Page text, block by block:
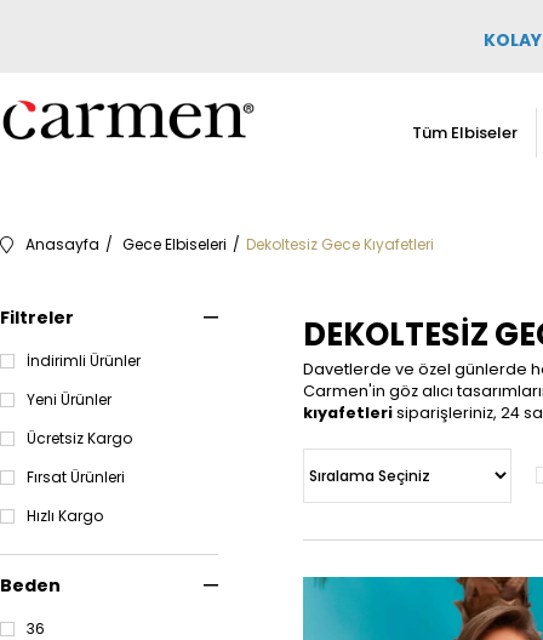
Tüm Elbiseler
Anasayfa Gece Elbiseleri Dekoltesiz Gece Kıyafetleri
Filtreler
İndirimli Ürünler
Yeni Ürünler
Ücretsiz Kargo
Fırsat Ürünleri
Hızlı Kargo
Beden
36
DEKOLTESIZ
Davetlerde ve özel günlerde
Carmen'in göz alıcı
kıyafetlerisiparişleriniz, 24